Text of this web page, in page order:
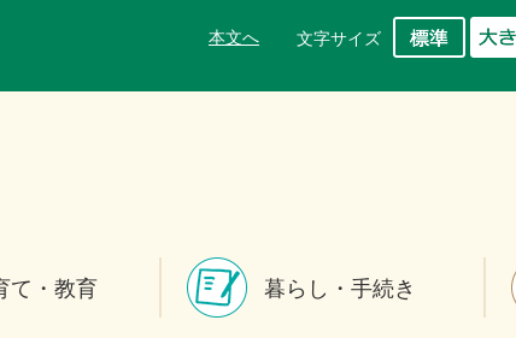
本文へ 文字サイズ
て・教育 暮らし・手続き